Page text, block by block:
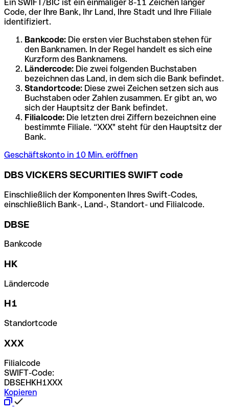
Ein SWIFT/BIC ist ein einmaliger 8-11 Zeichen langer
Code, der Ihre Bank, Ihr Land, Ihre Stadt und Ihre Filiale
identifiziert.
Bankcode: Die ersten vier Buchstaben stehen für
den Banknamen. In der Regel handelt es sich eine
Kurzform des Banknamens.
Ländercode: Die zwei folgenden Buchstaben
bezeichnen das Land, in dem sich die Bank befindet.
Standortcode: Diese zwei Zeichen setzen sich aus
Buchstaben oder Zahlen zusammen. Er gibt an, wo
sich der Hauptsitz der Bank befindet.
Filialcode: Die letzten drei Ziffern bezeichnen eine
bestimmte Filiale. “XXX" steht für den Hauptsitz der
Bank.
Geschäftskonto in 10 Min. eröffnen
DBS VICKERS SECURITIES SWIFT code
Einschließlich der Komponenten Ihres Swift-Codes,
einschließlich Bank-, Land-, Standort- und Filialcode.
DBSE
Bankcode
HK
Ländercode
H1
Standortcode
XXX
Filialcode
SWIFT-Code:
DBSEHKH1XXX
Kopieren